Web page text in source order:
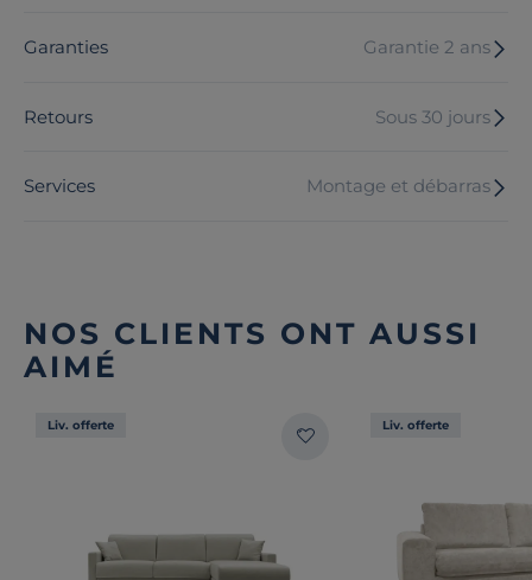
Garanties Garantie 2 ans
Retours Sous 30 jours
Services Montage et débarras
NOS CLIENTS ONT AUSSI
AIMÉ
Liv. offerte Liv. offerte